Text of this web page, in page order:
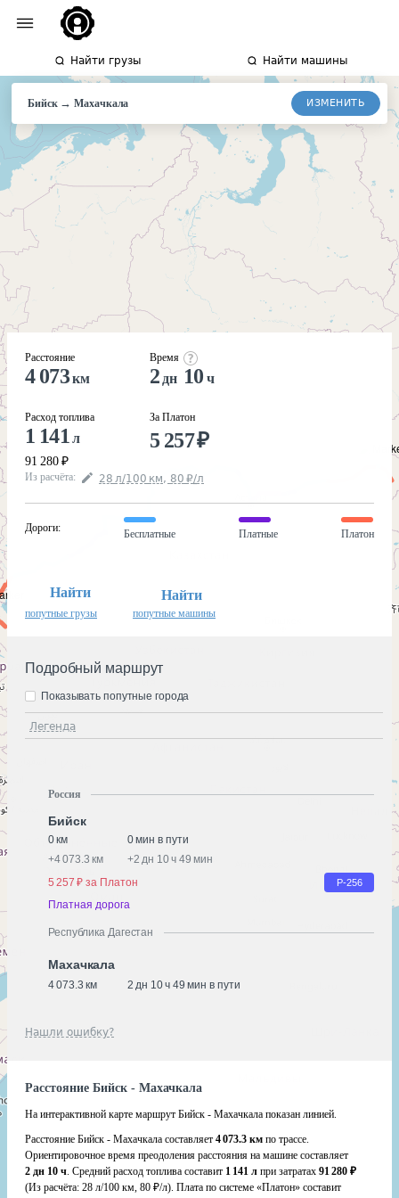
Найти грузы Найти машины
Бийск→Махачкала ИЗМЕНИТЬ
Расстояние
4 073км
Расход топлива
1 141 л
91 280 ₽
Время
2 дн 10 ч
За Платон
5 257₽
Из расчёта: 28 л/100 км, 80 ₽/л
Дороги:
Бесплатные Платные Платон
Найти
попутные грузы
Найти
попутные машины
Подробный маршрут
Легенда
Показывать попутные города
Россия
Бийск
0 км
0 мин в пути
+4 073.3 км +2 дн 10 ч 49 мин
5 257 ₽ за Платон
Р-256
Платная дорога
Республика Дагестан
Махачкала
4 073.3 км 2 дн 10 ч 49 мин в пути
Нашли ошибку?
Расстояние Бийск - Махачкала
На интерактивной карте маршрут Бийск - Махачкала показан линией.
Расстояние Бийск - Махачкала составляет 4 073.3 км по трассе.
Ориентировочное время преодоления расстояния на машине составляет
2 дн 10 ч. Средний расход топлива составит 1 141 л при затратах 91 280 ₽
(Из расчёта: 28 л/100 км, 80 ₽/л). Плата по системе «Платон» составит